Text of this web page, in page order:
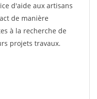
d'aide aux artisans
de manière
à la recherche de
projets travaux.